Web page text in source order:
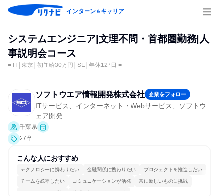
インターン＆キャリア
システムエンジニア|文理不問・首都圏勤務|人
事説明会コース
■ IT│東京│初任給30万円│SE│年休127日 ■
ソフトウエア情報開発株式会社 企業をフォロー
ITサービス、インターネット・Webサービス、ソフトウ
ェア開発
千葉県
27卒
こんな人におすすめ
テクノロジーに携わりたい 金融関係に携わりたい プロジェクトを推進したい
チームを統率したい コミュニケーションが活発 常に新しいものに挑戦
チームワークを重視 若手が裁量を持てる環境